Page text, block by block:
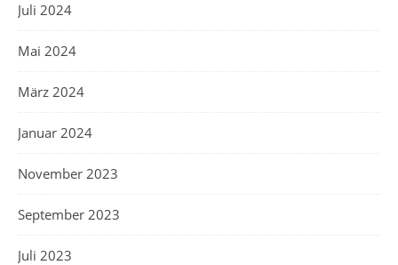
Juli 2024
Mai 2024
März 2024
Januar 2024
November 2023
September 2023
Juli 2023